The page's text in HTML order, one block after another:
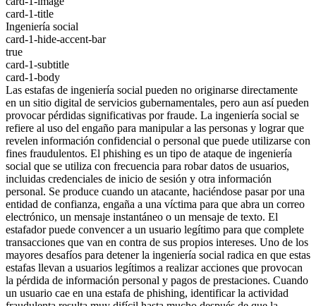
card-1-title
Ingeniería social
card-1-hide-accent-bar
true
card-1-subtitle
card-1-body
Las estafas de ingeniería social pueden no originarse directamente
en un sitio digital de servicios gubernamentales, pero aun así pueden
provocar pérdidas significativas por fraude. La ingeniería social se
refiere al uso del engaño para manipular a las personas y lograr que
revelen información confidencial o personal que puede utilizarse con
fines fraudulentos. El phishing es un tipo de ataque de ingeniería
social que se utiliza con frecuencia para robar datos de usuarios,
incluidas credenciales de inicio de sesión y otra información
personal. Se produce cuando un atacante, haciéndose pasar por una
entidad de confianza, engaña a una víctima para que abra un correo
electrónico, un mensaje instantáneo o un mensaje de texto. El
estafador puede convencer a un usuario legítimo para que complete
transacciones que van en contra de sus propios intereses. Uno de los
mayores desafíos para detener la ingeniería social radica en que estas
estafas llevan a usuarios legítimos a realizar acciones que provocan
la pérdida de información personal y pagos de prestaciones. Cuando
un usuario cae en una estafa de phishing, identificar la actividad